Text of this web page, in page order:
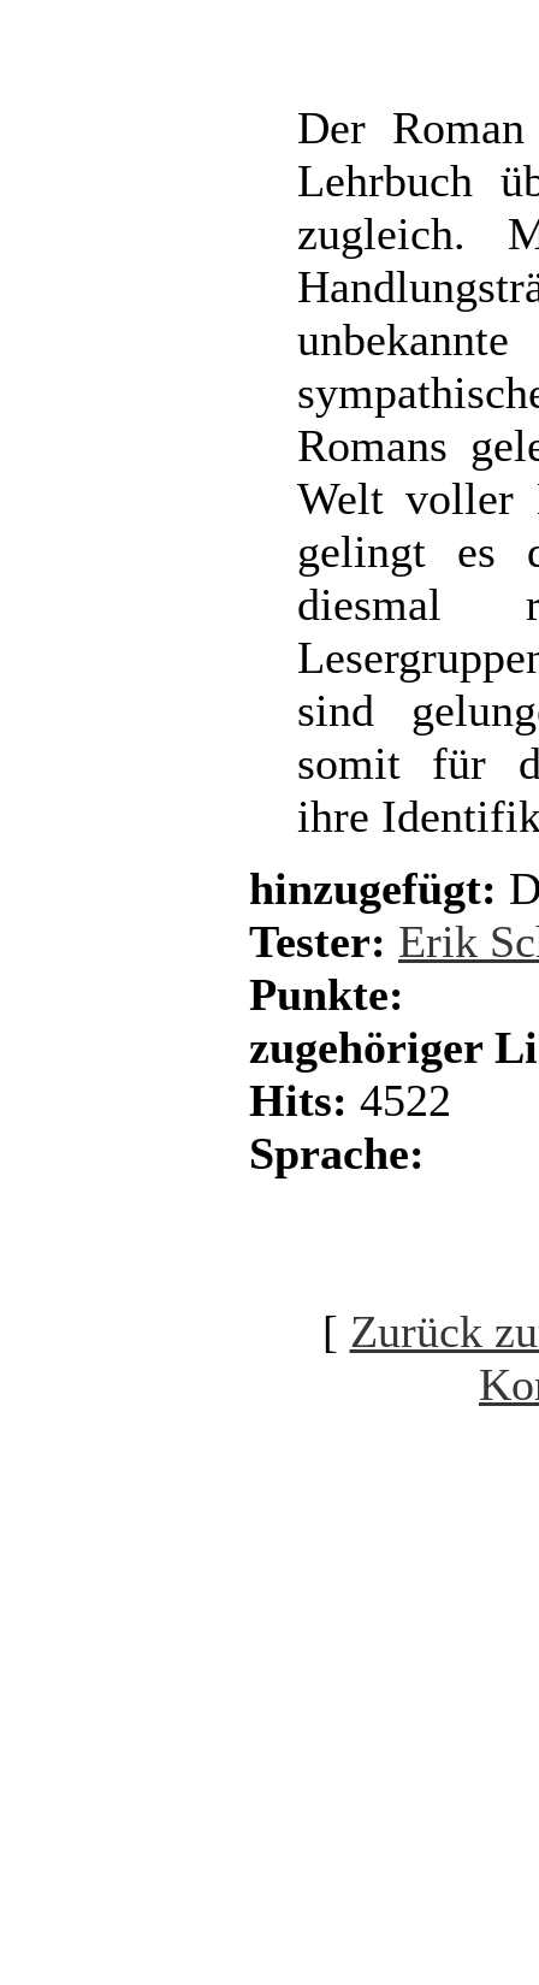
Der
Lehrbuch
zugleich.
Romans
Welt voller
gelingt es
diesmal
sind
somit für
ihre
hinzugefügt:
Tester: Erik
Punkte:
zugehöriger
Hits: 4522
Sprache:
[ Zurück